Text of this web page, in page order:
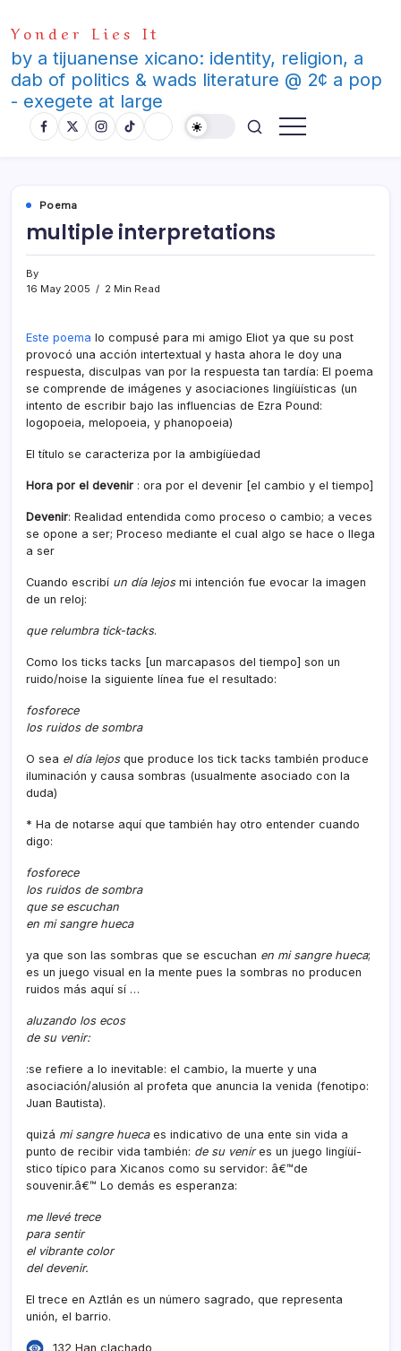
to
content
Yonder Lies It
by a tijuanense xicano: identity, religion, a
dab of politics & wads literature @ 2¢ a pop
- exegete at large
Poema
multiple interpretations
By
16 May 2005
2 Min Read
Este poema lo compusé para mi amigo Eliot ya que su post
provocó una acción intertextual y hasta ahora le doy una
respuesta, disculpas van por la respuesta tan tardí­a: El poema
se comprende de imágenes y asociaciones lingíüí­sticas (un
intento de escribir bajo las influencias de Ezra Pound:
logopoeia, melopoeia, y phanopoeia)
El tí­tulo se caracteriza por la ambigíüedad
Hora por el devenir : ora por el devenir [el cambio y el tiempo]
Devenir: Realidad entendida como proceso o cambio; a veces
se opone a ser; Proceso mediante el cual algo se hace o llega
a ser
Cuando escribí­ un dí­a lejos mi intención fue evocar la imagen
de un reloj:
que relumbra tick-tacks.
Como los ticks tacks [un marcapasos del tiempo] son un
ruido/noise la siguiente lí­nea fue el resultado:
fosforece
los ruidos de sombra
O sea el dí­a lejos que produce los tick tacks también produce
iluminación y causa sombras (usualmente asociado con la
duda)
* Ha de notarse aquí­ que también hay otro entender cuando
digo:
fosforece
los ruidos de sombra
que se escuchan
en mi sangre hueca
ya que son las sombras que se escuchan en mi sangre hueca;
es un juego visual en la mente pues la sombras no producen
ruidos más aquí­ sí­ …
aluzando los ecos
de su venir:
:se refiere a lo inevitable: el cambio, la muerte y una
asociación/alusión al profeta que anuncia la venida (fenotipo:
Juan Bautista).
quizá mi sangre hueca es indicativo de una ente sin vida a
punto de recibir vida también: de su venires un juego lingíüí­
stico tí­pico para Xicanos como su servidor: â€™de
souvenir.â€™ Lo demás es esperanza:
me llevé trece
para sentir
el vibrante color
del devenir.
El trece en Aztlán es un número sagrado, que representa
unión, el barrio.
132 Han clachado